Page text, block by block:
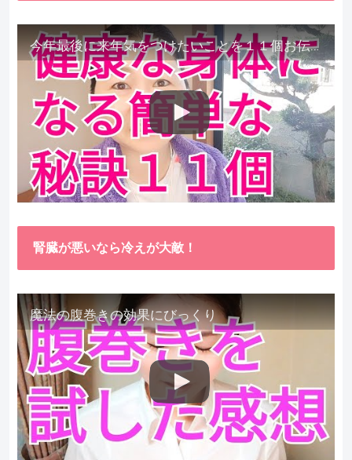
今年最後に来年気をつけたいことを１１個お伝えします。
腎臓が悪いなら冷えが大敵！
魔法の腹巻きの効果にびっくり